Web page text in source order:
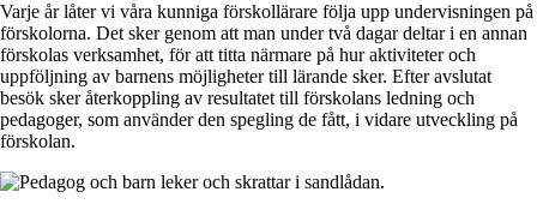
Varje år låter vi våra kunniga förskollärare följa upp undervisningen på
förskolorna. Det sker genom att man under två dagar deltar i en annan
förskolas verksamhet, för att titta närmare på hur aktiviteter och
uppföljning av barnens möjligheter till lärande sker. Efter avslutat
besök sker återkoppling av resultatet till förskolans ledning och
pedagoger, som använder den spegling de fått, i vidare utveckling på
förskolan.